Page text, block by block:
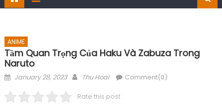
ANIME
Tầm Quan Trọng Của Haku Và Zabuza Trong
Naruto
Posted
January 28, 2023 Author
Thu Hoai Comment(0)
Rate this post